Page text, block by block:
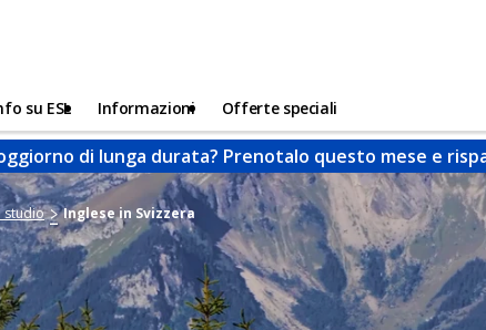
su ESL Informazioni Offerte speciali
di lunga durata? Prenotalo questo mese e
studio Inglese in Svizzera